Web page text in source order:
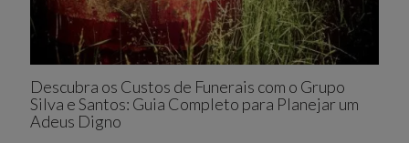
Descubra os Custos de Funerais com o Grupo
Silva e Santos: Guia Completo para Planejar um
Adeus Digno